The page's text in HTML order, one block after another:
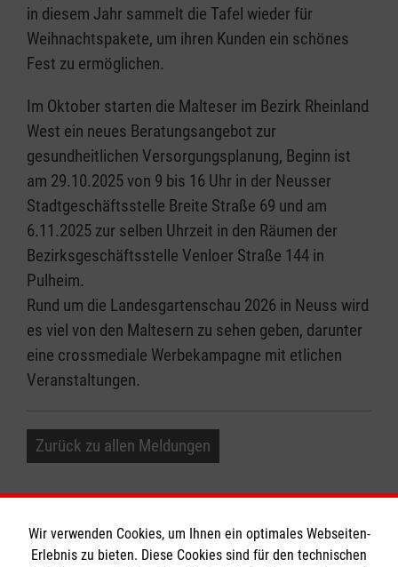
in diesem Jahr sammelt die Tafel wieder für
Weihnachtspakete, um ihren Kunden ein schönes
Fest zu ermöglichen.
Im Oktober starten die Malteser im Bezirk Rheinland
West ein neues Beratungsangebot zur
gesundheitlichen Versorgungsplanung, Beginn ist
am 29.10.2025 von 9 bis 16 Uhr in der Neusser
Stadtgeschäftsstelle Breite Straße 69 und am
6.11.2025 zur selben Uhrzeit in den Räumen der
Bezirksgeschäftsstelle Venloer Straße 144 in
Pulheim.
Rund um die Landesgartenschau 2026 in Neuss wird
es viel von den Maltesern zu sehen geben, darunter
eine crossmediale Werbekampagne mit etlichen
Veranstaltungen.
Zurück zu allen Meldungen
Wir verwenden Cookies, um Ihnen ein optimales Webseiten-
Erlebnis zu bieten. Diese Cookies sind für den technischen